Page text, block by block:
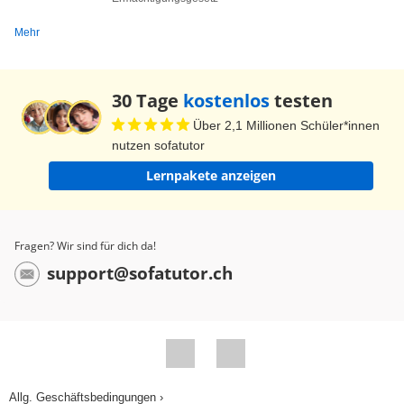
Ausbrechen von Epidemien begünstigten. Die
überaus schwierigen Lebensbedingungen und
die Verarmung der Arbeiterschaft in den Städten
zur Zeit der Industriellen Revolution wird unter
Schattenseiten der Industrialisierung und auch
des damit einhergehenden, sich verschärfenden,
über diese gravierenden Missstände wurde
"Sozialen Frage". Doch wie konnte die Soziale
Mehr
30 Tage kostenlostesten
Über 2,1 Millionen Schüler*innen
nutzen sofatutor
Lernpakete anzeigen
Fragen? Wir sind für dich da!
support@sofatutor.ch
Allg. Geschäftsbedingungen ›